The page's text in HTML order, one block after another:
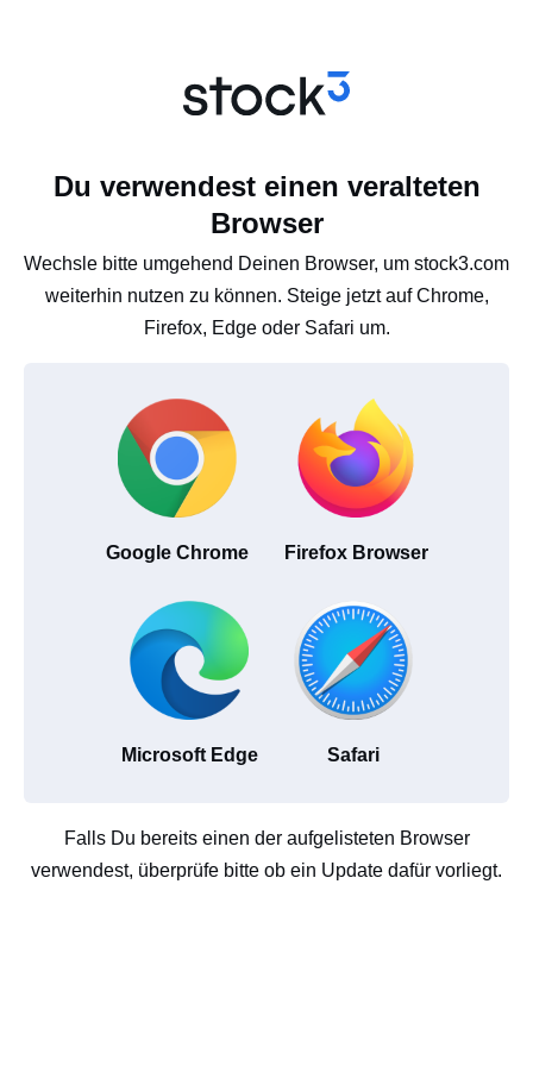
Du verwendest einen veralteten
Browser
Wechsle bitte umgehend Deinen Browser, um stock3.com
weiterhin nutzen zu können. Steige jetzt auf Chrome,
Firefox, Edge oder Safari um.
Google Chrome Firefox Browser
Microsoft Edge Safari
Falls Du bereits einen der aufgelisteten Browser
verwendest, überprüfe bitte ob ein Update dafür vorliegt.